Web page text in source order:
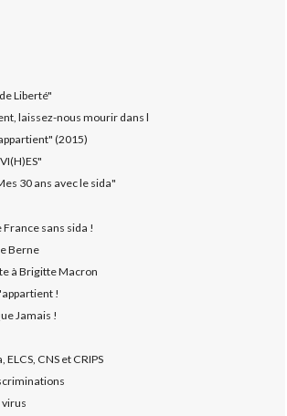
Liberté"
laissez-nous mourir dans l
(2015)
30 ans avec le sida"
France sans sida !
Berne
à Brigitte Macron
!
Jamais !
CNS et CRIPS
virus